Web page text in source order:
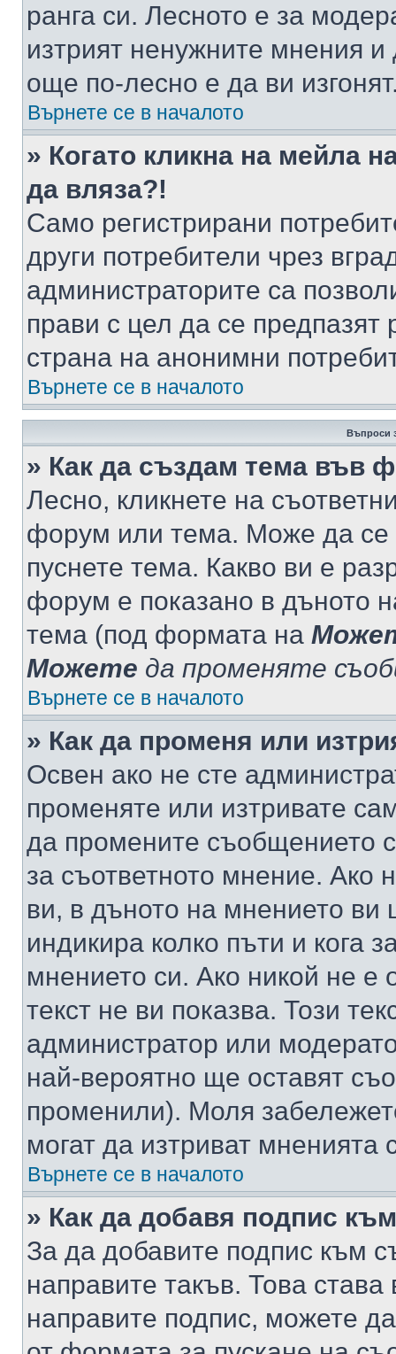
ранга си. Лесното е за
изтрият ненужните мнения
още по-лесно е да ви
Върнете се в началото
» Когато кликна на мейла
да вляза?!
Само регистрирани
други потребители чрез
администраторите са
прави с цел да се предпазят
страна на анонимни
Върнете се в началото
Въпроси
» Как да създам тема във
Лесно, кликнете на
форум или тема. Може да се
пуснете тема. Какво ви е
форум е показано в дъното
тема (под формата на
Можете да променяте
Върнете се в началото
» Как да променя или
Освен ако не сте
променяте или изтривате
да промените съобщението
за съответното мнение. Ако
ви, в дъното на мнението ви
индикира колко пъти и кога
мнението си. Ако никой не е
текст не ви показва. Този
администратор или
най-вероятно ще оставят
променили). Моля
могат да изтриват мненията
Върнете се в началото
» Как да добавя подпис
За да добавите подпис към
направите такъв. Това
направите подпис, можете